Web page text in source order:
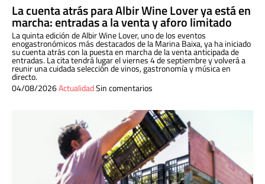
La cuenta atrás para Albir Wine Lover ya está en
marcha: entradas a la venta y aforo limitado
La quinta edición de Albir Wine Lover, uno de los eventos
enogastronómicos más destacados de la Marina Baixa, ya ha iniciado
su cuenta atrás con la puesta en marcha de la venta anticipada de
entradas. La cita tendrá lugar el viernes 4 de septiembre y volverá a
reunir una cuidada selección de vinos, gastronomía y música en
directo.
04/08/2026ActualidadSin comentarios